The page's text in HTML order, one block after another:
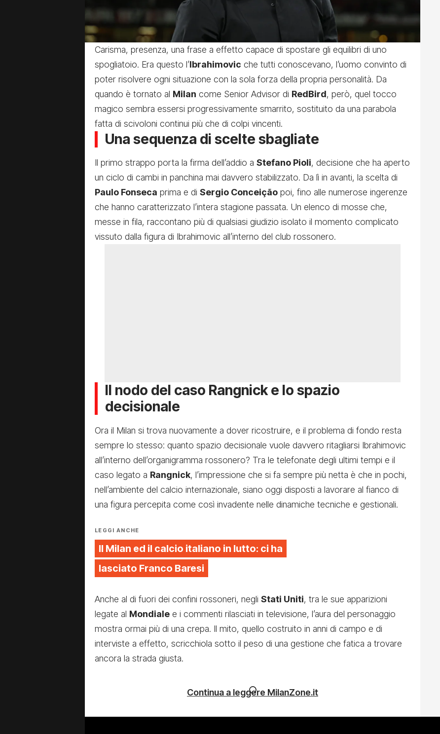
Carisma, presenza, una frase a effetto capace di spostare gli equilibri di uno
spogliatoio. Era questo l’Ibrahimovic che tutti conoscevano, l’uomo convinto di
poter risolvere ogni situazione con la sola forza della propria personalità. Da
quando è tornato al Milan come Senior Advisor di RedBird, però, quel tocco
magico sembra essersi progressivamente smarrito, sostituito da una parabola
fatta di scivoloni continui più che di colpi vincenti.
Una sequenza di scelte sbagliate
Il primo strappo porta la firma dell’addio a Stefano Pioli, decisione che ha aperto
un ciclo di cambi in panchina mai davvero stabilizzato. Da lì in avanti, la scelta di
Paulo Fonseca prima e di Sergio Conceição poi, fino alle numerose ingerenze
che hanno caratterizzato l’intera stagione passata. Un elenco di mosse che,
messe in fila, raccontano più di qualsiasi giudizio isolato il momento complicato
vissuto dalla figura di Ibrahimovic all’interno del club rossonero.
Il nodo del caso Rangnick e lo spazio
decisionale
Ora il Milan si trova nuovamente a dover ricostruire, e il problema di fondo resta
sempre lo stesso: quanto spazio decisionale vuole davvero ritagliarsi Ibrahimovic
all’interno dell’organigramma rossonero? Tra le telefonate degli ultimi tempi e il
caso legato a Rangnick, l’impressione che si fa sempre più netta è che in pochi,
nell’ambiente del calcio internazionale, siano oggi disposti a lavorare al fianco di
una figura percepita come così invadente nelle dinamiche tecniche e gestionali.
LEGGI ANCHE
Il Milan ed il calcio italiano in lutto: ci ha
lasciato Franco Baresi
Anche al di fuori dei confini rossoneri, negli Stati Uniti, tra le sue apparizioni
legate al Mondiale e i commenti rilasciati in televisione, l’aura del personaggio
mostra ormai più di una crepa. Il mito, quello costruito in anni di campo e di
interviste a effetto, scricchiola sotto il peso di una gestione che fatica a trovare
ancora la strada giusta.
Continua a leggere MilanZone.it